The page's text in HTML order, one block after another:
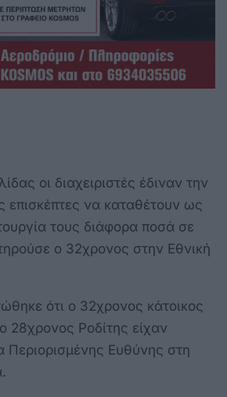
οι διαχειριστές έδιναν την
επισκέπτες να καταθέτουν ως
τους διάφορα ποσά σε
ο 32χρονος στην Εθνική
ότι ο 32χρονος κάτοικος
28χρονος Ροδίτης είχαν
Περιορισμένης Ευθύνης στη